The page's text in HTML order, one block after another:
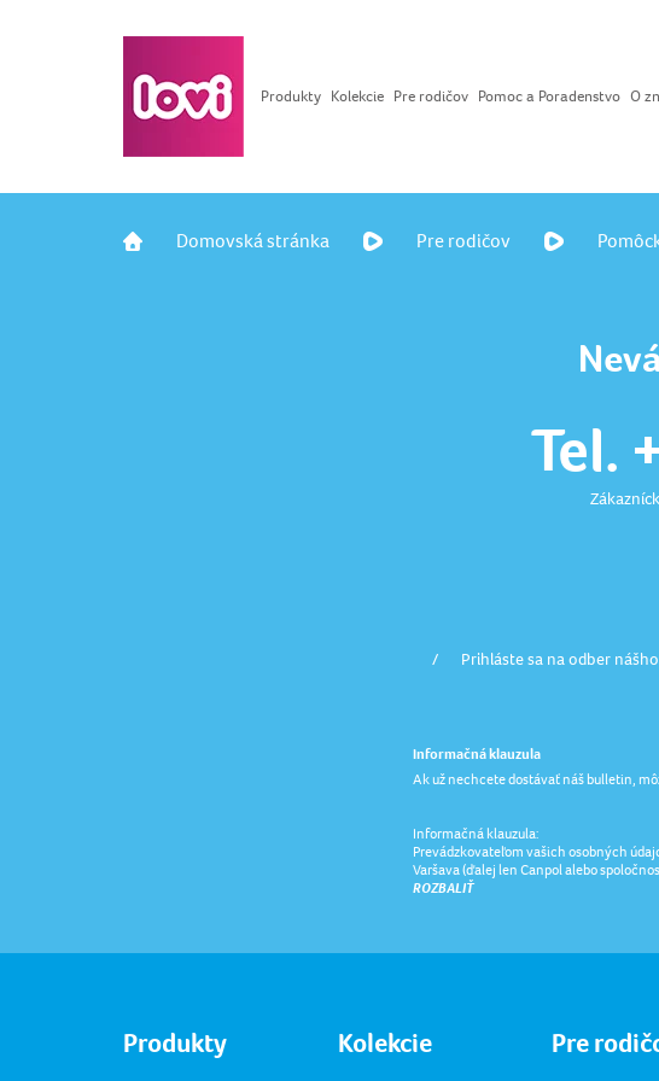
Produkty Kolekcie Pre rodičov Pomoc a Poradenstvo O
Domovská stránka Pre rodičov
Tel.
Prihláste sa na odber
Informačná klauzula
Ak už nechcete dostávať náš bulletin,
Informačná klauzula:
Prevádzkovateľom vašich osobných
Varšava (ďalej len Canpol alebo
ROZBALIŤ
Produkty Kolekcie Pre